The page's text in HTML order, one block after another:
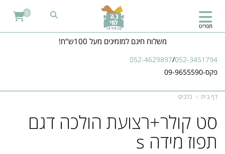
משלוח חינם למזמינים מעל 100ש"ח!
052-4629897/052-3451794
פקס-09-9655590
תפריט
0
דף בית כלבים
סט קולר+רצועת הולכה דגם
תפוז מידה s